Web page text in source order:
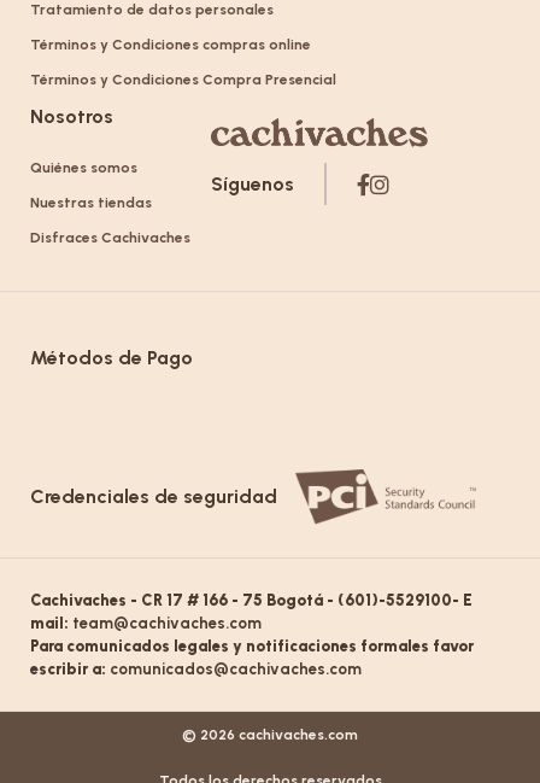
Tratamiento de datos personales
Términos y Condiciones compras online
Términos y Condiciones Compra Presencial
Nosotros
Quiénes somos
Nuestras tiendas
Disfraces Cachivaches
Síguenos
Métodos de Pago
Credenciales de seguridad
Cachivaches - CR 17 # 166 - 75 Bogotá - (601)-5529100- E
mail: team@cachivaches.com
Para comunicados legales y notificaciones formales favor
escribir a: comunicados@cachivaches.com
© 2026 cachivaches.com